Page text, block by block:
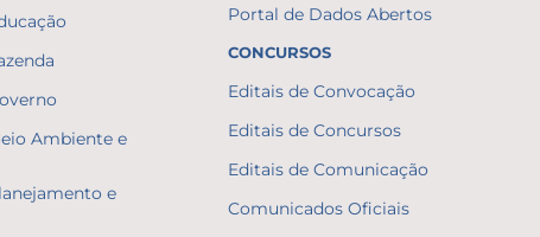
Ambiente e
e
Portal de Dados Abertos
CONCURSOS
Editais de Convocação
Editais de Concursos
Editais de Comunicação
Comunicados Oficiais